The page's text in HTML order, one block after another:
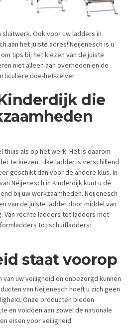
Ook voor uw ladders in
aan het juiste adres! Neijenesch is u
tips bij het kiezen van de juiste
niet alleen aan overheden en de
doe-het-zelver.
die
thuis als op het werk. Het is daarom
te kiezen. Elke ladder is verschillend
geschikt dan voor de andere klus. In
Neijenesch in Kinderdijk kunt u dé
bij uw werkzaamheden. Neijenesch
van de juiste ladder door middel van
Van rechte ladders tot ladders met
tot schuifladders:
staat voorop
uw veiligheid en onbezorgd kunnen
van Neijenesch hoeft u zich geen
Onze producten bieden
en voldoen aan zowel de nationale
eisen voor veiligheid.